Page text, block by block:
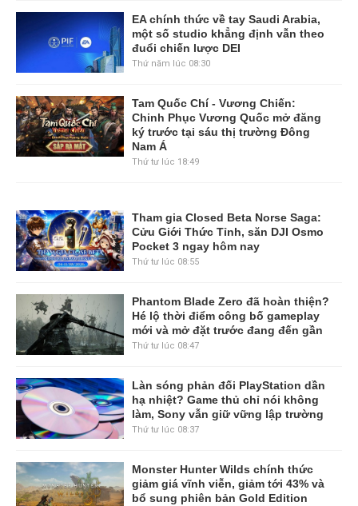
EA chính thức về tay Saudi Arabia,
một số studio khẳng định vẫn theo
đuổi chiến lược DEI
Thứ năm lúc 08:30
Tam Quốc Chí - Vương Chiến:
Chinh Phục Vương Quốc mở đăng
ký trước tại sáu thị trường Đông
Nam Á
Thứ tư lúc 18:49
Tham gia Closed Beta Norse Saga:
Cửu Giới Thức Tỉnh, săn DJI Osmo
Pocket 3 ngay hôm nay
Thứ tư lúc 08:55
Phantom Blade Zero đã hoàn thiện?
Hé lộ thời điểm công bố gameplay
mới và mở đặt trước đang đến gần
Thứ tư lúc 08:47
Làn sóng phản đối PlayStation dần
hạ nhiệt? Game thủ chỉ nói không
làm, Sony vẫn giữ vững lập trường
Thứ tư lúc 08:37
Monster Hunter Wilds chính thức
giảm giá vĩnh viễn, giảm tới 43% và
bổ sung phiên bản Gold Edition